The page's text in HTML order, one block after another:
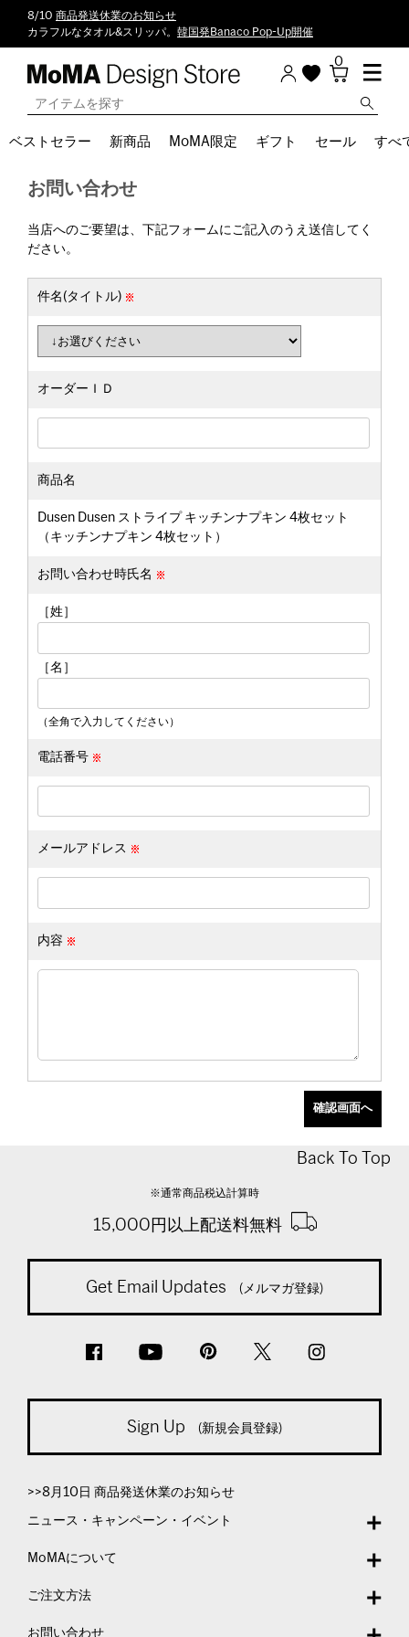
8/10 商品発送休業のお知らせ
カラフルなタオル&スリッパ。 韓国発Banaco Pop-Up開催
0
ベストセラー 新商品 MoMA限定 ギフト セール すべ
お問い合わせ
当店へのご要望は、下記フォームにご記入のうえ送信してく
ださい。
件名(タイトル)
オーダーＩＤ
商品名
Dusen Dusen ストライプ キッチンナプキン 4枚セット
（キッチンナプキン 4枚セット）
お問い合わせ時氏名
［姓］
［名］
（全角で入力してください）
電話番号
メールアドレス
内容
Back To Top
※通常商品税込計算時
15,000円以上配送料無料
Get Email Updates (メルマガ登録)
Sign Up (新規会員登録)
>>8月10日 商品発送休業のお知らせ
ニュース・キャンペーン・イベント
MoMAについて
ご注文方法
お問い合わせ